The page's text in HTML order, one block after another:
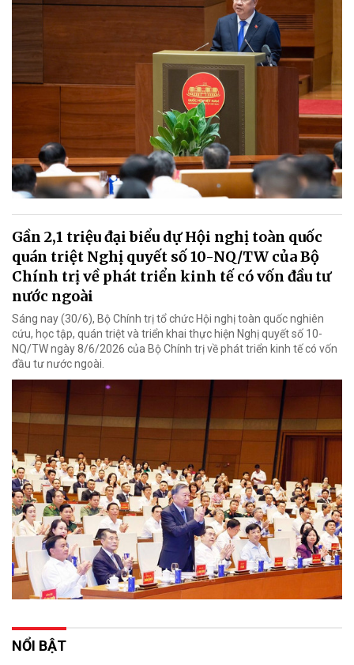
Gần 2,1 triệu đại biểu dự Hội nghị toàn quốc
quán triệt Nghị quyết số 10-NQ/TW của Bộ
Chính trị về phát triển kinh tế có vốn đầu tư
nước ngoài
Sáng nay (30/6), Bộ Chính trị tổ chức Hội nghị toàn quốc nghiên
cứu, học tập, quán triệt và triển khai thực hiện Nghị quyết số 10-
NQ/TW ngày 8/6/2026 của Bộ Chính trị về phát triển kinh tế có vốn
đầu tư nước ngoài.
NỔI BẬT